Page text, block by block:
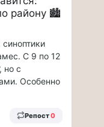
району 🏙️
синоптики
С 9 по 12
но с
Особенно
Репост0